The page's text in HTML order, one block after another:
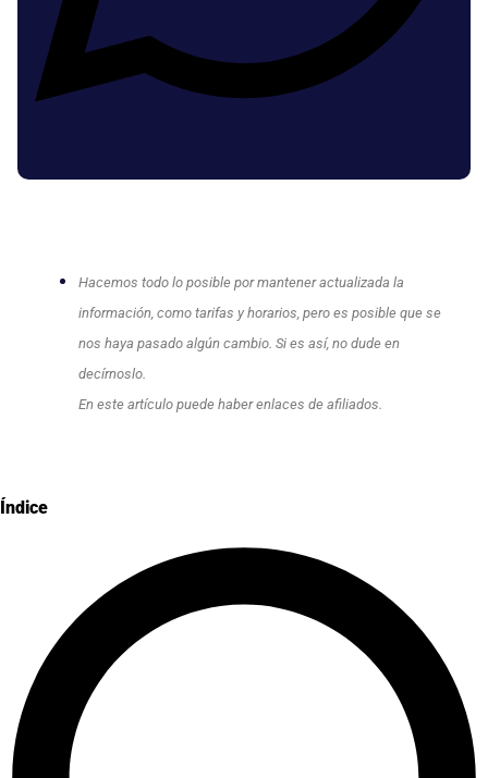
Hacemos todo lo posible por mantener actualizada la
información, como tarifas y horarios, pero es posible que se
nos haya pasado algún cambio. Si es así, no dude en
decírnoslo.
En este artículo puede haber enlaces de afiliados.
Índice